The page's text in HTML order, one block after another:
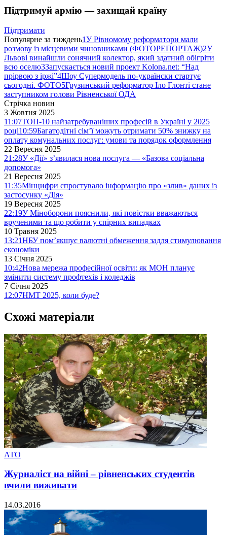
Підтримуй армію — захищай країну
Підтримати
Популярне за тиждень1У Рівномому реформатори мали
розмову із місцевими чиновниками (ФОТОРЕПОРТАЖ)2У
Львові винайшли сонячний колектор, який здатний обігріти
всю оселю3Запускається новий проект Kolona.net: “Над
прірвою з іржі”4Шоу Супермодель по-українски стартує
сьогодні. ФОТО5Грузинський реформатор Іло Глонті стане
заступником голови Рівненської ОДА
Стрічка новин
3 Жовтня 2025
11:07ТОП-10 найзатребуваніших професій в Україні у 2025
році10:59Багатодітні сім’ї можуть отримати 50% знижку на
оплату комунальних послуг: умови та порядок оформлення
22 Вересня 2025
21:28У «Дії» з’явилася нова послуга — «Базова соціальна
допомога»
21 Вересня 2025
11:35Мінцифри спростувало інформацію про «злив» даних із
застосунку «Дія»
19 Вересня 2025
22:19У Міноборони пояснили, які повістки вважаються
врученими та що робити у спірних випадках
10 Травня 2025
13:21НБУ пом’якшує валютні обмеження задля стимулювання
економіки
13 Січня 2025
10:42Нова мережа професійної освіти: як МОН планує
змінити систему профтехів і коледжів
7 Січня 2025
12:07НМТ 2025, коли буде?
Схожі матеріали
АТО
Журналіст на війні – рівненських студентів
вчили виживати
14.03.2016